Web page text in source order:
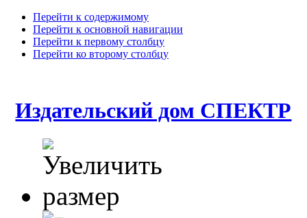
Перейти к содержимому
Перейти к основной навигации
Перейти к первому столбцу
Перейти ко второму столбцу
Издательский дом СПЕКТР